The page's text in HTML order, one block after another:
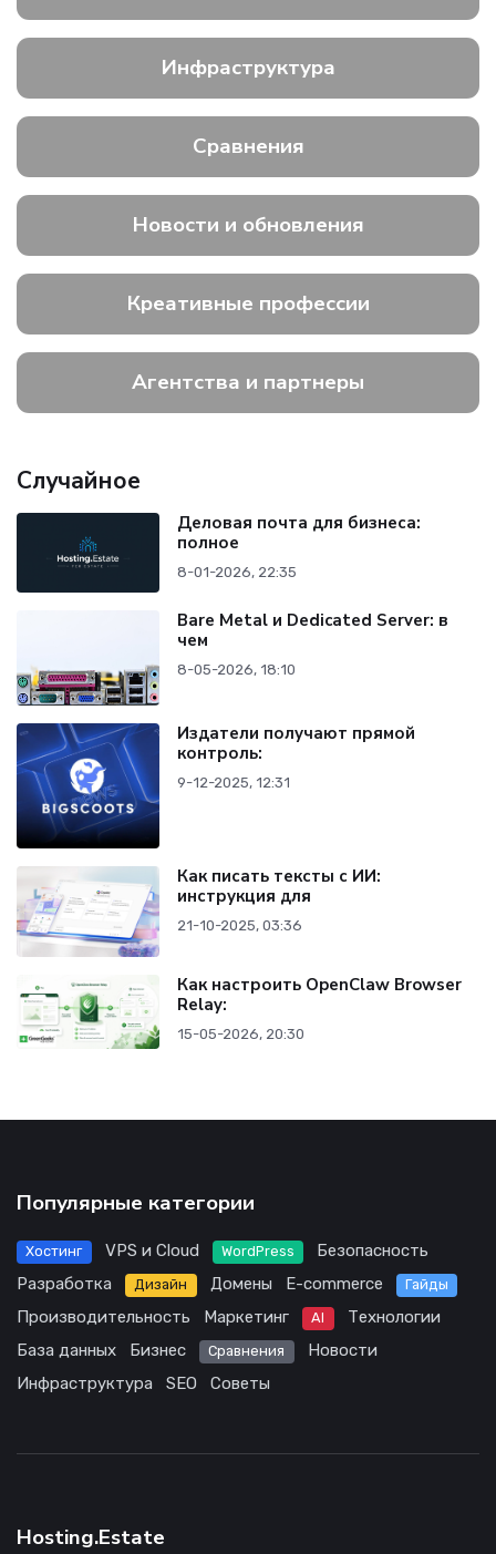
Инфраструктура
Сравнения
Новости и обновления
Креативные профессии
Агентства и партнеры
Случайное
Деловая почта для бизнеса:
полное
8-01-2026, 22:35
Bare Metal и Dedicated Server: в
чем
8-05-2026, 18:10
Издатели получают прямой
контроль:
9-12-2025, 12:31
Как писать тексты с ИИ:
инструкция для
21-10-2025, 03:36
Как настроить OpenClaw Browser
Relay:
15-05-2026, 20:30
Популярные категории
Хостинг VPS и Cloud WordPress
Безопасность
Разработка
Дизайн Домены E-commerce Гайды
Производительность Маркетинг AI
Технологии
База данных
Бизнес Сравнения
Новости
Инфраструктура
SEO Советы
Hosting.Estate